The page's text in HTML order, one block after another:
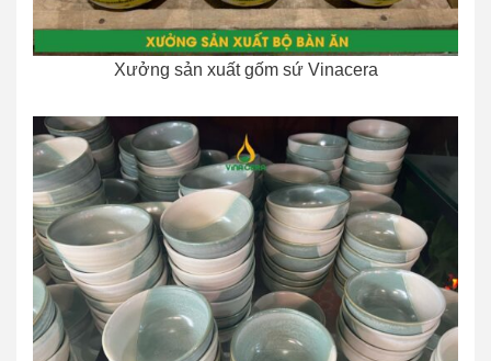
Xưởng sản xuất gốm sứ Vinacera